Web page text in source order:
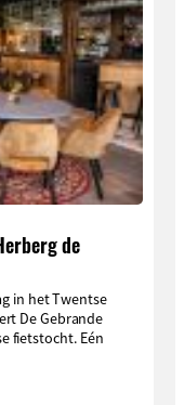
de
in het Twentse
De Gebrande
fietstocht. Eén